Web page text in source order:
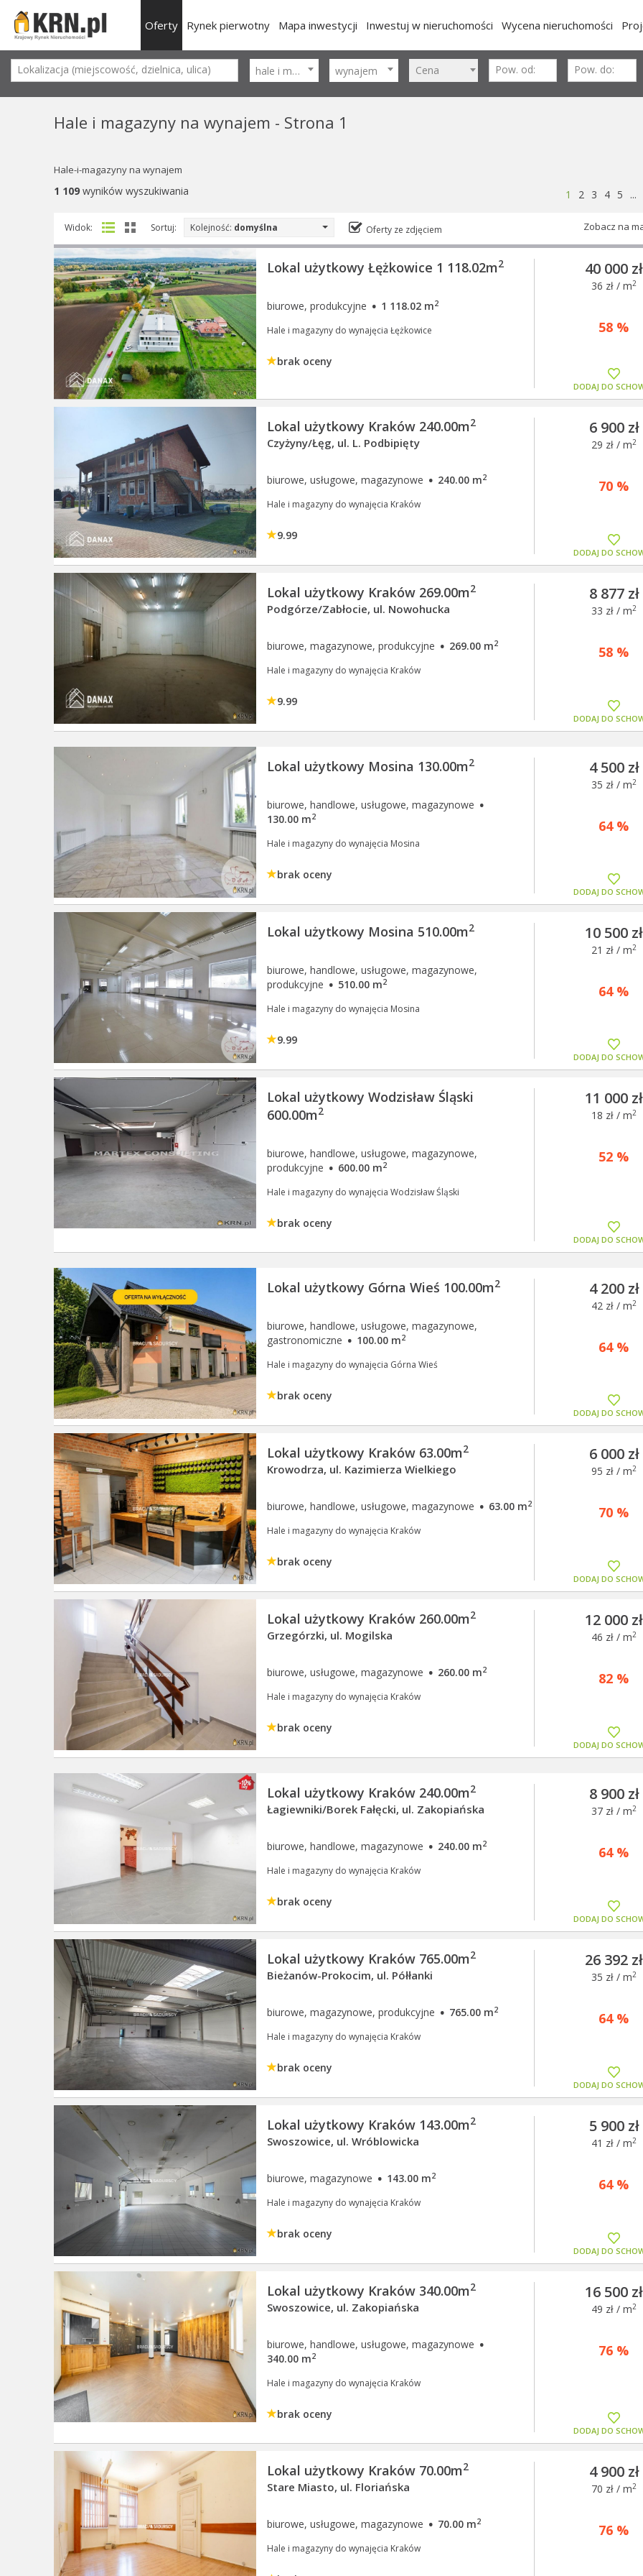
Oferty Rynek pierwotny Mapa inwestycji Inwestuj w nieruchomości Wycena nieruchomości
hale i magazyny wynajem Cena
Hale i magazyny na wynajem - Strona 1
Hale-i-magazyny na wynajem
1 109wyników wyszukiwania 1 2 3 4 5 ...
Widok: Sortuj: Kolejność: domyślna Oferty ze zdjęciem Zobacz na
Lokal użytkowy Łężkowice 1 118.02m2
biurowe, produkcyjne · 1 118.02 m2
Hale i magazyny do wynajęcia Łężkowice
brak oceny
40 000 zł
36 zł / m2
DODAJ DO
58 %
Lokal użytkowy Kraków 240.00m2
Czyżyny/Łęg, ul. L. Podbipięty
biurowe, usługowe, magazynowe · 240.00 m2
Hale i magazyny do wynajęcia Kraków
9.99
6 900 zł
29 zł / m2
DODAJ DO
70 %
Lokal użytkowy Kraków 269.00m2
Podgórze/Zabłocie, ul. Nowohucka
biurowe, magazynowe, produkcyjne · 269.00 m2
Hale i magazyny do wynajęcia Kraków
9.99
8 877 zł
33 zł / m2
DODAJ DO
58 %
Lokal użytkowy Mosina 130.00m2
biurowe, handlowe, usługowe, magazynowe ·
130.00 m2
Hale i magazyny do wynajęcia Mosina
brak oceny
4 500 zł
35 zł / m2
DODAJ DO
64 %
Lokal użytkowy Mosina 510.00m2
biurowe, handlowe, usługowe, magazynowe,
produkcyjne · 510.00 m2
Hale i magazyny do wynajęcia Mosina
9.99
10 500 zł
21 zł / m2
DODAJ DO
64 %
Lokal użytkowy Wodzisław Śląski
600.00m2
biurowe, handlowe, usługowe, magazynowe,
produkcyjne · 600.00 m2
Hale i magazyny do wynajęcia Wodzisław Śląski
brak oceny
11 000 zł
18 zł / m2
DODAJ DO
52 %
Lokal użytkowy Górna Wieś 100.00m2
biurowe, handlowe, usługowe, magazynowe,
gastronomiczne · 100.00 m2
Hale i magazyny do wynajęcia Górna Wieś
brak oceny
4 200 zł
42 zł / m2
DODAJ DO
64 %
Lokal użytkowy Kraków 63.00m2
Krowodrza, ul. Kazimierza Wielkiego
biurowe, handlowe, usługowe, magazynowe · 63.00 m2
Hale i magazyny do wynajęcia Kraków
brak oceny
6 000 zł
95 zł / m2
DODAJ DO
70 %
Lokal użytkowy Kraków 260.00m2
Grzegórzki, ul. Mogilska
biurowe, usługowe, magazynowe · 260.00 m2
Hale i magazyny do wynajęcia Kraków
brak oceny
12 000 zł
46 zł / m2
DODAJ DO
82 %
Lokal użytkowy Kraków 240.00m2
Łagiewniki/Borek Fałęcki, ul. Zakopiańska
biurowe, handlowe, magazynowe · 240.00 m2
Hale i magazyny do wynajęcia Kraków
brak oceny
8 900 zł
37 zł / m2
DODAJ DO
64 %
Lokal użytkowy Kraków 765.00m2
Bieżanów-Prokocim, ul. Półłanki
biurowe, magazynowe, produkcyjne · 765.00 m2
Hale i magazyny do wynajęcia Kraków
brak oceny
26 392 zł
35 zł / m2
DODAJ DO
64 %
Lokal użytkowy Kraków 143.00m2
Swoszowice, ul. Wróblowicka
biurowe, magazynowe · 143.00 m2
Hale i magazyny do wynajęcia Kraków
brak oceny
5 900 zł
41 zł / m2
DODAJ DO
64 %
Lokal użytkowy Kraków 340.00m2
Swoszowice, ul. Zakopiańska
biurowe, handlowe, usługowe, magazynowe ·
340.00 m2
Hale i magazyny do wynajęcia Kraków
brak oceny
16 500 zł
49 zł / m2
DODAJ DO
76 %
Lokal użytkowy Kraków 70.00m2
Stare Miasto, ul. Floriańska
biurowe, usługowe, magazynowe · 70.00 m2
Hale i magazyny do wynajęcia Kraków
4 900 zł
70 zł / m2
76 %